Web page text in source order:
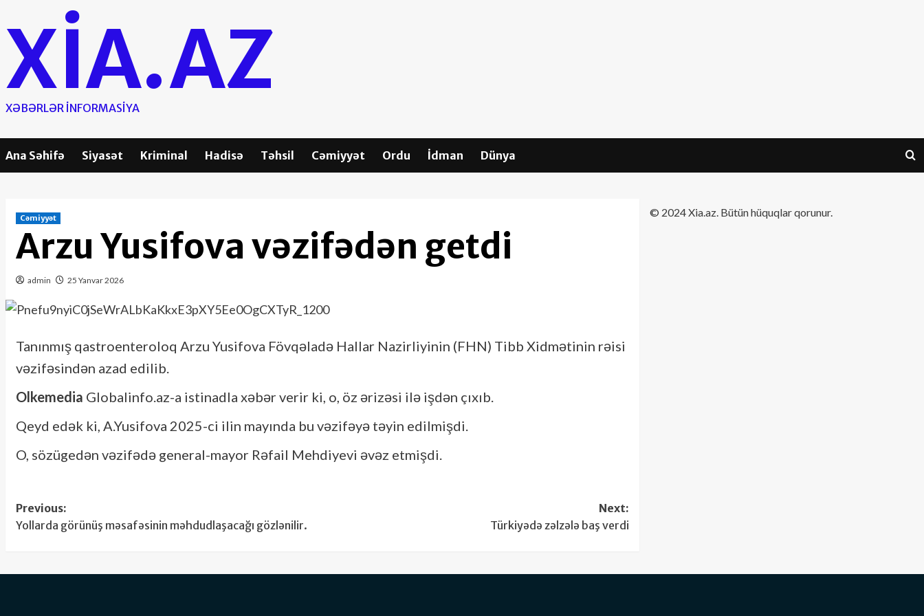
content
XIA.AZ
XƏBƏRLƏR INFORMASIYA
Ana Səhifə Siyasət Kriminal Hadisə Təhsil Cəmiyyət Ordu İdman Dünya
Cəmiyyət
Arzu Yusifova vəzifədən getdi
admin 25 Yanvar 2026
Tanınmış qastroenteroloq Arzu Yusifova Fövqəladə Hallar Nazirliyinin (FHN) Tibb Xidmətinin rəisi
vəzifəsindən azad edilib.
Olkemedia Globalinfo.az-a istinadla xəbər verir ki, o, öz ərizəsi ilə işdən çıxıb.
Qeyd edək ki, A.Yusifova 2025-ci ilin mayında bu vəzifəyə təyin edilmişdi.
O, sözügedən vəzifədə general-mayor Rəfail Mehdiyevi əvəz etmişdi.
Post
navigation
Previous:
Yollarda görünüş məsafəsinin məhdudlaşacağı gözlənilir.
Next:
Türkiyədə zəlzələ baş verdi
​© 2024 Xia.az. Bütün hüquqlar qorunur.